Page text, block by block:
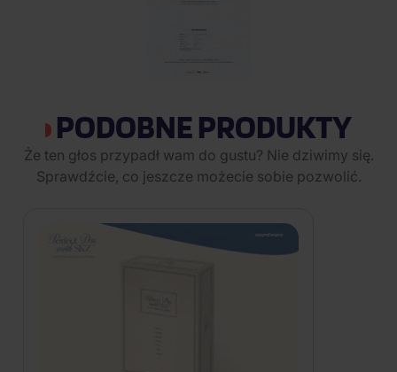
PODOBNE PRODUKTY
Że ten głos przypadł wam do gustu? Nie dziwimy się.
Sprawdźcie, co jeszcze możecie sobie pozwolić.